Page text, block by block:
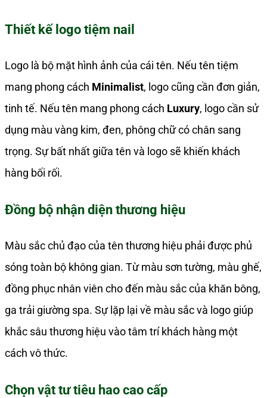
Thiết kế logo tiệm nail
Logo là bộ mặt hình ảnh của cái tên. Nếu tên tiệm
mang phong cách Minimalist, logo cũng cần đơn giản,
tinh tế. Nếu tên mang phong cách Luxury, logo cần sử
dụng màu vàng kim, đen, phông chữ có chân sang
trọng. Sự bất nhất giữa tên và logo sẽ khiến khách
hàng bối rối.
Đồng bộ nhận diện thương hiệu
Màu sắc chủ đạo của tên thương hiệu phải được phủ
sóng toàn bộ không gian. Từ màu sơn tường, màu ghế,
đồng phục nhân viên cho đến màu sắc của khăn bông,
ga trải giường spa. Sự lặp lại về màu sắc và logo giúp
khắc sâu thương hiệu vào tâm trí khách hàng một
cách vô thức.
Chọn vật tư tiêu hao cao cấp